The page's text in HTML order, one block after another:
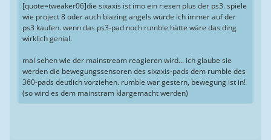
[quote=tweaker06]die sixaxis ist imo ein riesen plus der ps3. spiele
wie project 8 oder auch blazing angels würde ich immer auf der
ps3 kaufen. wenn das ps3-pad noch rumble hätte wäre das ding
wirklich genial.
mal sehen wie der mainstream reagieren wird... ich glaube sie
werden die bewegungssensoren des sixaxis-pads dem rumble des
360-pads deutlich vorziehen. rumble war gestern, bewegung ist in!
(so wird es dem mainstram klargemacht werden)